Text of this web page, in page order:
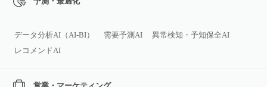
データ分析AI（AI‑BI） 需要予測AI
異常検知・予知保全AI
レコメンドAI